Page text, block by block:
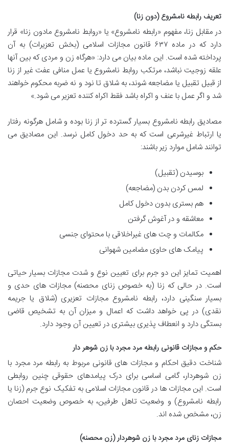
تعریف رابطه نامشروع (دون زنا)
در مقابل زنا، مفهوم «رابطه نامشروع» یا «روابط نامشروع مادون زنا» قرار
دارد که در ماده ۶۳۷ قانون مجازات اسلامی (بخش تعزیرات) به آن
پرداخته شده است. این ماده بیان می دارد: «هرگاه زن و مردی که بین آنها
علقه زوجیت نباشد، مرتکب روابط نامشروع یا عمل منافی عفت غیر از زنا
از قبیل تقبیل یا مضاجعه شوند، به شلاق تا نود و نه ضربه محکوم خواهند
شد و اگر عمل با عنف و اکراه باشد فقط اکراه کننده تعزیر می شود.»
مصادیق رابطه نامشروع بسیار گسترده تر از زنا بوده و شامل هرگونه رفتار
یا ارتباط غیرشرعی است که به حد دخول کامل نرسد. این مصادیق می
توانند شامل موارد زیر باشند:
بوسیدن (تقبیل)
لمس کردن بدن (مضاجعه)
هم بستری بدون دخول کامل
معاشقه و در آغوش گرفتن
مکالمات و چت های غیراخلاقی با محتوای جنسی
پیامک های حاوی مضامین شهوانی
اهمیت تمایز این دو جرم برای تعیین نوع و شدت مجازات بسیار حیاتی
است. در حالی که زنا (به خصوص زنای محصنه) مجازات های حدی و
بسیار سنگینی دارد، رابطه نامشروع مجازات تعزیری (شلاق یا جریمه
نقدی) در پی خواهد داشت که اعمال و میزان آن به تشخیص قاضی
بستگی دارد و انعطاف پذیری بیشتری در تعیین آن وجود دارد.
حکم و مجازات قانونی رابطه مرد مجرد با زن شوهر دار
شناخت دقیق احکام و مجازات های قانونی مربوط به رابطه مرد مجرد با
زن شوهردار، گامی اساسی برای درک پیامدهای حقوقی چنین روابطی
است. این مجازات ها در قانون مجازات اسلامی به تفکیک نوع جرم (زنا یا
رابطه نامشروع) و وضعیت تاهل طرفین، به خصوص وضعیت احصان
زن، مشخص شده اند.
مجازات زنای مرد مجرد با زن شوهردار (زن محصنه)